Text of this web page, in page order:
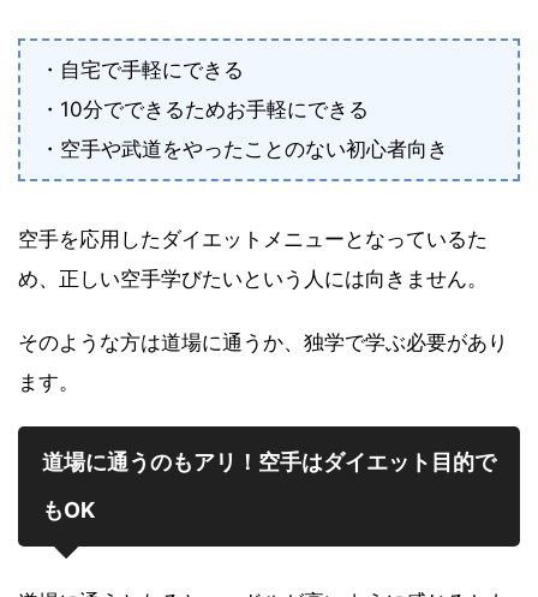
・自宅で手軽にできる
・10分でできるためお手軽にできる
・空手や武道をやったことのない初心者向き
空手を応用したダイエットメニューとなっているた
め、正しい空手学びたいという人には向きません。
そのような方は道場に通うか、独学で学ぶ必要があり
ます。
道場に通うのもアリ！空手はダイエット目的で
もOK